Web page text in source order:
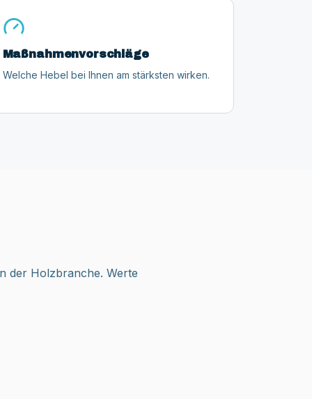
Maßnahmenvorschläge
Welche Hebel bei Ihnen am stärksten wirken.
der Holzbranche. Werte